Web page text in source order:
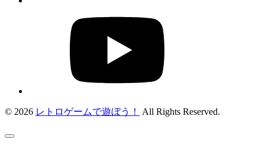
© 2026 レトロゲームで遊ぼう！ All Rights Reserved.